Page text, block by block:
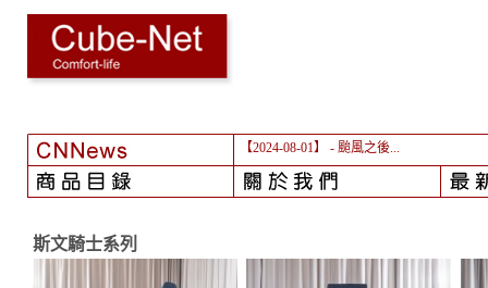
【2024-08-01】 - 颱風之後...
斯文騎士系列